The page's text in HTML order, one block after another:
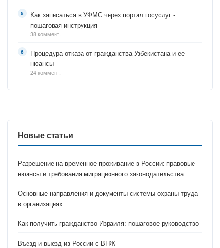
Как записаться в УФМС через портал госуслуг -
пошаговая инструкция
38 коммент.
Процедура отказа от гражданства Узбекистана и ее
нюансы
24 коммент.
Новые статьи
Разрешение на временное проживание в России: правовые
нюансы и требования миграционного законодательства
Основные направления и документы системы охраны труда
в организациях
Как получить гражданство Израиля: пошаговое руководство
Въезд и выезд из России с ВНЖ